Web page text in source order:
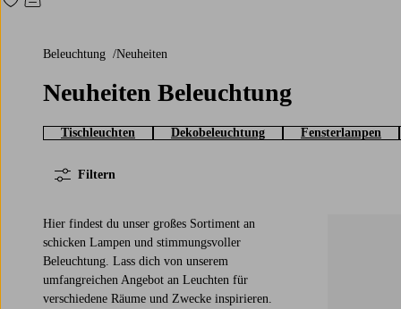
Zu den als Favoriten markierten Produkten gehen
Zum Warenkorb
Beleuchtung Neuheiten
Neuheiten Beleuchtung
Tischleuchten Dekobeleuchtung Fensterlampen
Filtern
Hier findest du unser großes Sortiment an
schicken Lampen und stimmungsvoller
Beleuchtung. Lass dich von unserem
umfangreichen Angebot an Leuchten für
verschiedene Räume und Zwecke inspirieren.